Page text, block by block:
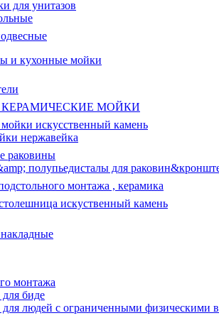
для унитазов
и кухонные мойки
КЕРАМИЧЕСКИЕ МОЙКИ
искусственный камень
нержавейка
раковины
полупьедисталы для
монтажа , керамика
искуственный камень
монтажа
биде
людей с ограниченными физическими